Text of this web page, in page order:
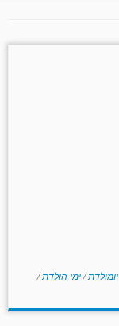
יומולדת/ימי הולדת/